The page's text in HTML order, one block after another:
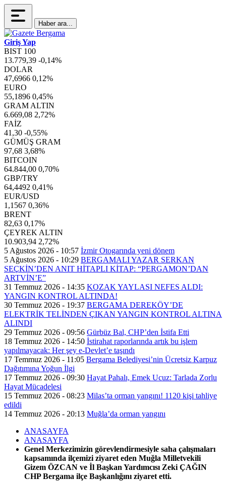
Haber ara...
Giriş Yap
BIST 100
13.779,39 -0,14%
DOLAR
47,6966 0,12%
EURO
55,1896 0,45%
GRAM ALTIN
6.669,08 2,72%
FAİZ
41,30 -0,55%
GÜMÜŞ GRAM
97,68 3,68%
BITCOIN
64.844,00 0,70%
GBP/TRY
64,4492 0,41%
EUR/USD
1,1567 0,36%
BRENT
82,63 0,17%
ÇEYREK ALTIN
10.903,94 2,72%
5 Ağustos 2026 - 10:57 İzmir Otogarında yeni dönem
5 Ağustos 2026 - 10:29 BERGAMALI YAZAR SERKAN
SEÇKİN’DEN ANIT HİTAPLI KİTAP: “PERGAMON’DAN
ARTVİN’E”
31 Temmuz 2026 - 14:35 KOZAK YAYLASI NEFES ALDI:
YANGIN KONTROL ALTINDA!
30 Temmuz 2026 - 19:37 BERGAMA DEREKÖY’DE
ELEKTRİK TELİNDEN ÇIKAN YANGIN KONTROL ALTINA
ALINDI
29 Temmuz 2026 - 09:56 Gürbüz Bal, CHP’den İstifa Etti
18 Temmuz 2026 - 14:50 İstirahat raporlarında artık bu işlem
yapılmayacak: Her şey e-Devlet’e taşındı
17 Temmuz 2026 - 11:05 Bergama Belediyesi’nin Ücretsiz Karpuz
Dağıtımına Yoğun İlgi
17 Temmuz 2026 - 09:30 Hayat Pahalı, Emek Ucuz: Tarlada Zorlu
Hayat Mücadelesi
15 Temmuz 2026 - 08:23 Milas’ta orman yangını! 1120 kişi tahliye
edildi
14 Temmuz 2026 - 20:13 Muğla’da orman yangını
ANASAYFA
ANASAYFA
Genel Merkezimizin görevlendirmesiyle saha çalışmaları
kapsamında ilçemizi ziyaret eden Muğla Milletvekili
Gizem ÖZCAN ve İl Başkan Yardımcısı Zeki ÇAĞIN
CHP Bergama ilçe Başkanlığını ziyaret etti.